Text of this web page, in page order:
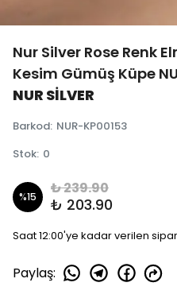
Nur Silver Rose Renk
Kesim Gümüş Küpe
NUR SİLVER
Barkod: NUR-KP00153
Stok: 0
%15 ₺ 239.90
₺ 203.90
Saat 12:00'ye kadar verilen
Paylaş: